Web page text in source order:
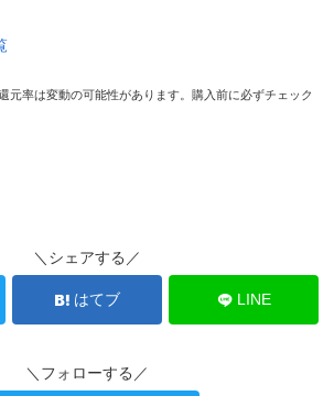
元率は変動の可能性があります。購入前に必ずチェック
＼シェアする／
はてブ LINE
＼フォローする／